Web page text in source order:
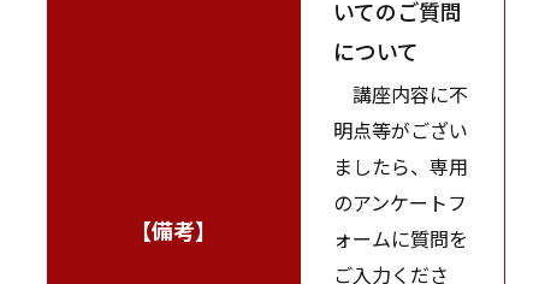
【備考】
いてのご質問
について
講座内容に不
明点等がござい
ましたら、専用
のアンケートフ
ォームに質問を
ご入力くださ